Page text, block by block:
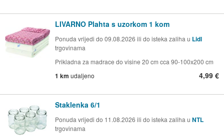
LIVARNO Plahta s uzorkom 1 kom
Ponuda vrijedi do 09.08.2026 ili do isteka zaliha u Lidl
trgovinama
Prikladna za madrace do visine 20 cm cca 90-100x200 cm
1 km udaljeno 4,99 €
Staklenka 6/1
Ponuda vrijedi do 11.08.2026 ili do isteka zaliha u NTL
trgovinama